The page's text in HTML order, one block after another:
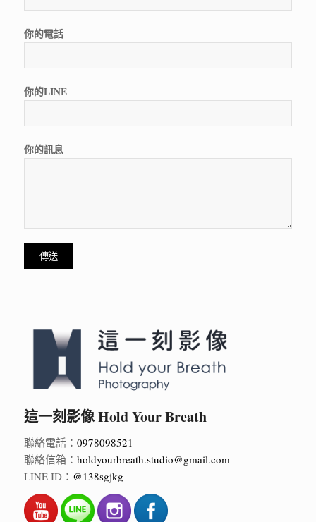
這一刻影像 Hold Your Breath
聯絡電話： 0978098521
聯絡信箱： holdyourbreath.studio@gmail.com
LINE ID： @138sgjkg
你的電話
你的LINE
你的訊息